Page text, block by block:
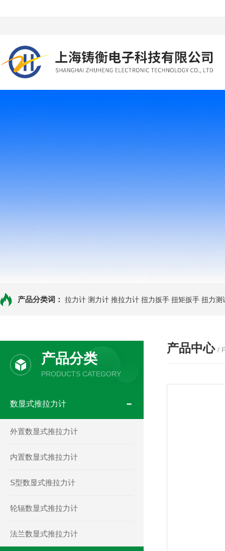
产品分类词： 拉力计 测力计 推拉力计 扭力扳手 扭矩扳手 扭力测
产品分类
PRODUCTS CATEGORY
数显式推拉力计
外置数显式推拉力计
内置数显式推拉力计
S型数显式推拉力计
轮辐数显式推拉力计
法兰数显式推拉力计
产品中心 /